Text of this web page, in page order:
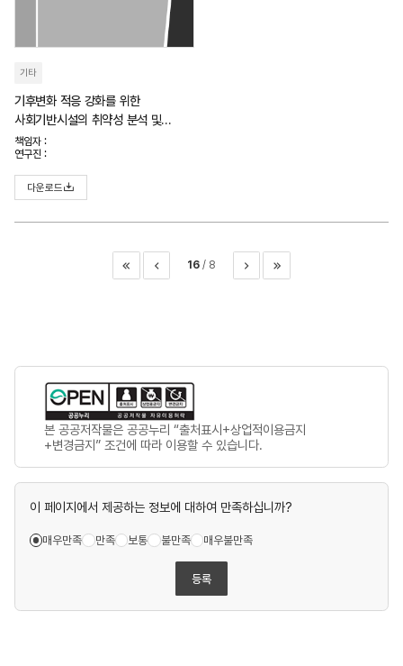
기타
기후변화 적응 강화를 위한
사회기반시설의 취약성 분석 및
대응방안 연구(I)
책임자 :
연구진 :
다운로드
16 8
본 공공저작물은 공공누리 “출처표시+상업적이용금지
+변경금지” 조건에 따라 이용할 수 있습니다.
이 페이지에서 제공하는 정보에 대하여 만족하십니까?
매우만족 만족 보통 불만족 매우불만족
등록